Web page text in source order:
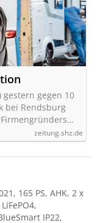
gestern gegen 10
bei Rendsburg
zeitung.shz.de
165 PS, AHK, 2 x
IP22,